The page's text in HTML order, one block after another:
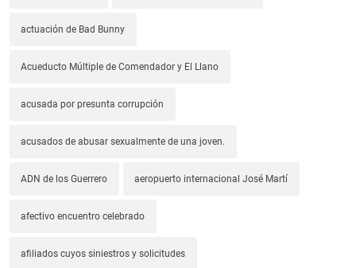
actuación de Bad Bunny
Acueducto Múltiple de Comendador y El Llano
acusada por presunta corrupción
acusados de abusar sexualmente de una joven.
ADN de los Guerrero aeropuerto internacional José Martí
afectivo encuentro celebrado
afiliados cuyos siniestros y solicitudes